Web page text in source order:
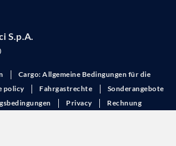
S.p.A.
Cargo: Allgemeine Bedingungen für die
policy Fahrgastrechte
Sonderangebote
Privacy
Rechnung